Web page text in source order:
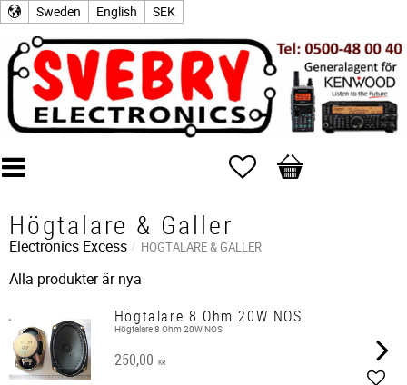
Sweden English SEK
Favorites
Basket
Högtalare & Galler
Electronics Excess HÖGTALARE & GALLER
Alla produkter är nya
Högtalare 8 Ohm 20W NOS
Högtalare 8 Ohm 20W NOS
250,00 KR